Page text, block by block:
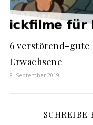
6 verstörend-
Erwachsene
8. September 2019
SCHREIBE